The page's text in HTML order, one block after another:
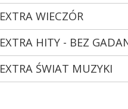
EXTRA WIECZÓR
EXTRA HITY - BEZ
EXTRA ŚWIAT MUZYKI